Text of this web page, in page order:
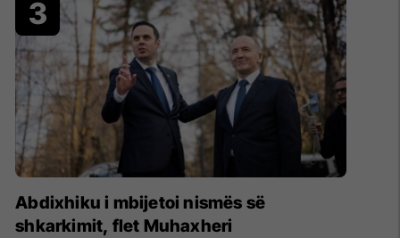
Abdixhiku i mbijetoi nismës së
shkarkimit, flet Muhaxheri